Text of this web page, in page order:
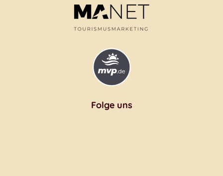
Folge uns